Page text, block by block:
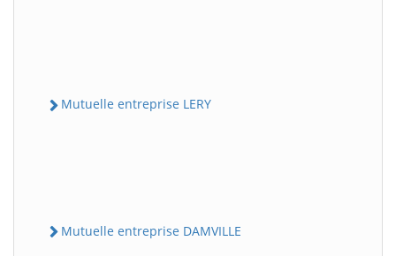
Mutuelle entreprise LERY
Mutuelle entreprise DAMVILLE